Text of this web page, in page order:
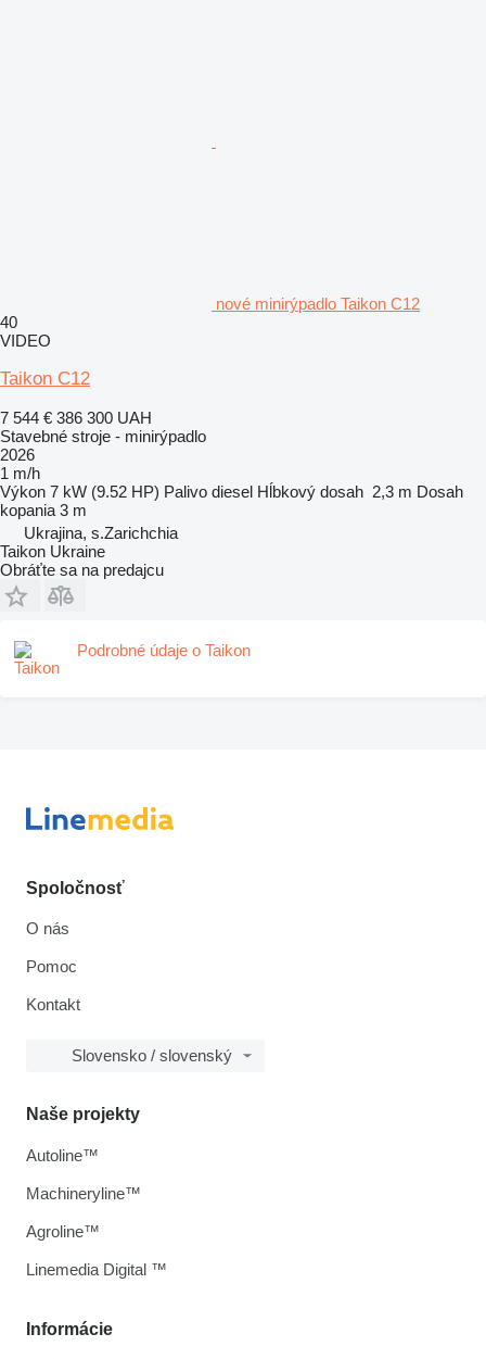
nové minirýpadlo Taikon C12
40
VIDEO
Taikon C12
7 544 € 386 300 UAH
Stavebné stroje - minirýpadlo
2026
1 m/h
Výkon 7 kW (9.52 HP) Palivo diesel Hĺbkový dosah 2,3 m Dosah
kopania 3 m
Ukrajina, s.Zarichchia
Taikon Ukraine
Obráťte sa na predajcu
Podrobné údaje o Taikon
Spoločnosť
O nás
Pomoc
Kontakt
Slovensko / slovenský
Informácie
Naše projekty
Autoline™
Machineryline™
Agroline™
Linemedia Digital ™